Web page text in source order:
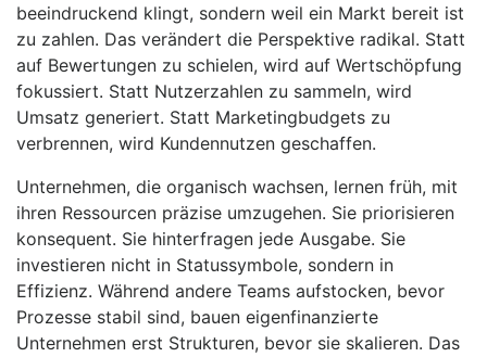
beeindruckend klingt, sondern weil ein Markt bereit ist
zu zahlen. Das verändert die Perspektive radikal. Statt
auf Bewertungen zu schielen, wird auf Wertschöpfung
fokussiert. Statt Nutzerzahlen zu sammeln, wird
Umsatz generiert. Statt Marketingbudgets zu
verbrennen, wird Kundennutzen geschaffen.
Unternehmen, die organisch wachsen, lernen früh, mit
ihren Ressourcen präzise umzugehen. Sie priorisieren
konsequent. Sie hinterfragen jede Ausgabe. Sie
investieren nicht in Statussymbole, sondern in
Effizienz. Während andere Teams aufstocken, bevor
Prozesse stabil sind, bauen eigenfinanzierte
Unternehmen erst Strukturen, bevor sie skalieren. Das